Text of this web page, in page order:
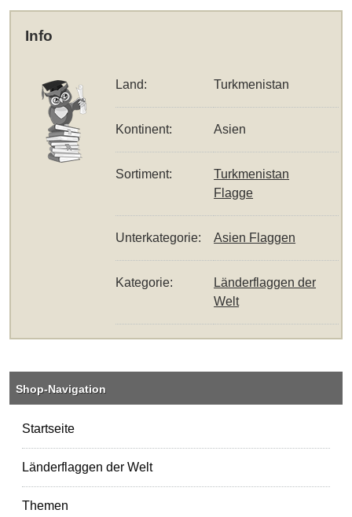
Info
Land: Turkmenistan
Kontinent: Asien
Sortiment:
Turkmenistan
Flagge
Unterkategorie: Asien Flaggen
Kategorie:
Länderflaggen der
Welt
Shop-Navigation
Startseite
Länderflaggen der Welt
Themen